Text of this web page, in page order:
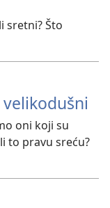
sretni? Što
oni koji su
to pravu sreću?